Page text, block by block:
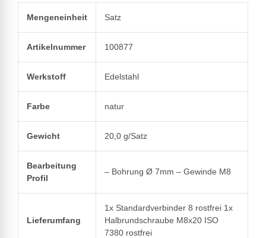
Mengeneinheit Satz
Artikelnummer 100877
Werkstoff Edelstahl
Farbe natur
Gewicht 20,0 g/Satz
Bearbeitung
Profil
– Bohrung Ø 7mm – Gewinde M8
Lieferumfang
1x Standardverbinder 8 rostfrei 1x
Halbrundschraube M8x20 ISO
7380 rostfrei